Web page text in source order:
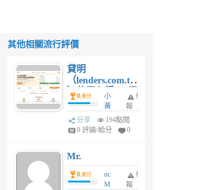
其他相關流行評價
貸明
（lenders.com.tw
）使用心得 — 民
間貸款比較平台
體驗
0.0分
小
黃
蜂
1
舉
報
分享
194點閱
0 評論/給分
0
Mr.
0.0分
nc
M
舉
報